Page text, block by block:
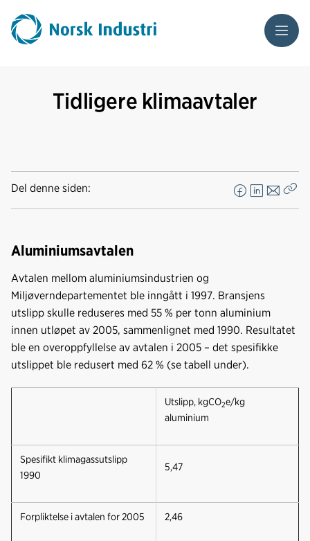
Meny
Tidligere klimaavtaler
Del denne siden:
F
a
o
k
L
i
I
n
E
-
Aluminiumsavtalen
Avtalen mellom aluminiumsindustrien og
Miljøverndepartementet ble inngått i 1997. Bransjens
utslipp skulle reduseres med 55 % per tonn aluminium
innen utløpet av 2005, sammenlignet med 1990. Resultatet
ble en overoppfyllelse av avtalen i 2005 – det spesifikke
utslippet ble redusert med 62 % (se tabell under).
Utslipp, kgCO2e/kg
aluminium
Spesifikt klimagassutslipp
1990
5,47
Forpliktelse i avtalen for 2005 2,46